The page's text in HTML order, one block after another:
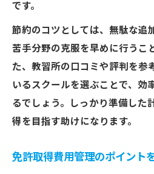
です。
節約のコツとしては、無駄な追
苦手分野の克服を早めに行うこ
た、教習所の口コミや評判を参
いるスクールを選ぶことで、効
るでしょう。しっかり準備した
得を目指す助けになります。
免許取得費用管理のポイント